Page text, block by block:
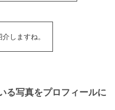
しますね。
る写真をプロフィールに